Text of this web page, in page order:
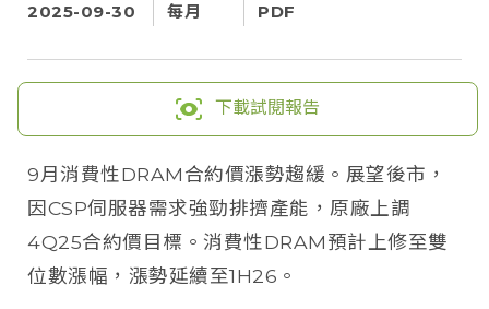
2025-09-30 每月 PDF
下載試閱報告
9月消費性DRAM合約價漲勢趨緩。展望後市，
因CSP伺服器需求強勁排擠產能，原廠上調
4Q25合約價目標。消費性DRAM預計上修至雙
位數漲幅，漲勢延續至1H26。